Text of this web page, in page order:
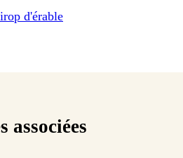
d'érable
associées